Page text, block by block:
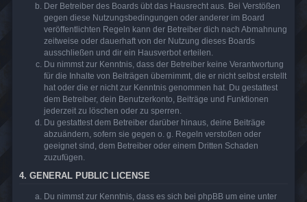
Der Betreiber des Boards übt das Hausrecht aus. Bei Verstößen
gegen diese Nutzungsbedingungen oder anderer im Board
veröffentlichten Regeln kann der Betreiber dich nach Abmahnung
zeitweise oder dauerhaft von der Nutzung dieses Boards
ausschließen und dir ein Hausverbot erteilen.
Du nimmst zur Kenntnis, dass der Betreiber keine Verantwortung
für die Inhalte von Beiträgen übernimmt, die er nicht selbst erstellt
hat oder die er nicht zur Kenntnis genommen hat. Du gestattest
dem Betreiber, dein Benutzerkonto, Beiträge und Funktionen
jederzeit zu löschen oder zu sperren.
Du gestattest dem Betreiber darüber hinaus, deine Beiträge
abzuändern, sofern sie gegen o. g. Regeln verstoßen oder
geeignet sind, dem Betreiber oder einem Dritten Schaden
zuzufügen.
4. GENERAL PUBLIC LICENSE
Du nimmst zur Kenntnis, dass es sich bei phpBB um eine unter